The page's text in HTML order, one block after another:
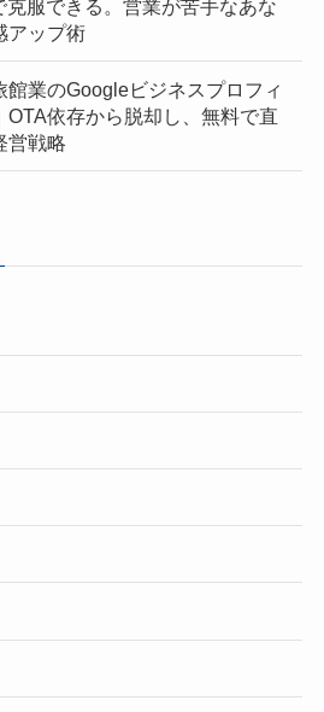
克服できる。営業が苦手なあな
アップ術
館業のGoogleビジネスプロフィ
OTA依存から脱却し、無料で直
営戦略